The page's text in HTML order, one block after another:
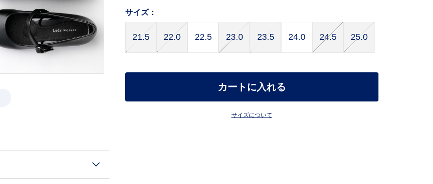
サイズ：
21.5 22.0 22.5 23.0 23.5 24.0 24.5 25.0
カートに入れる
サイズについて